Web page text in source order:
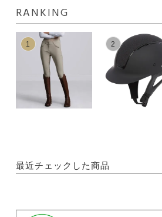
RANKING
1 2
最近チェックした商品